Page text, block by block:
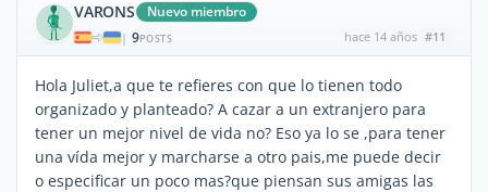
VARONS Nuevo miembro
| 9POSTS hace 14 años #11
Hola Juliet,a que te refieres con que lo tienen todo
organizado y planteado? A cazar a un extranjero para
tener un mejor nivel de vida no? Eso ya lo se ,para tener
una vída mejor y marcharse a otro pais,me puede decir
o especificar un poco mas?que piensan sus amigas las